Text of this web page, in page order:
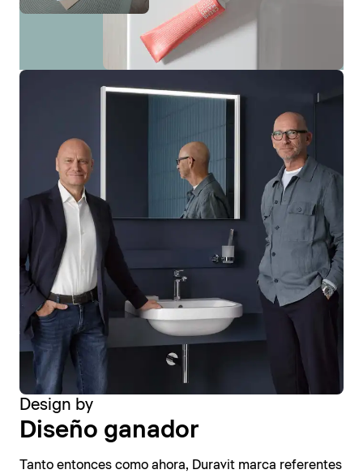
Design by
Diseño ganador
Tanto entonces como ahora, Duravit marca referentes